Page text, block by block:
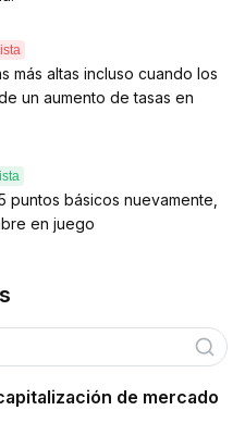
más altas incluso cuando los
un aumento de tasas en
puntos básicos nuevamente,
en juego
de mercado